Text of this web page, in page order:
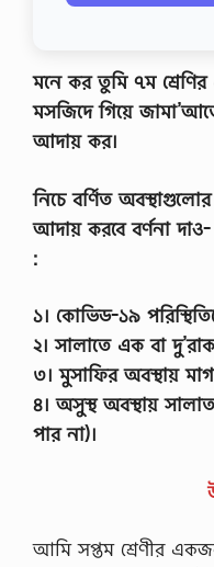
মনে কর তুমি ৭ম
মসজিদে গিয়ে
আদায় কর।
নিচে বর্ণিত
আদায় করবে বর্ণনা দাও-
:
১। কোভিড-১৯
২। সালাতে এক বা
৩। মুসাফির অবস্থায়
৪। অসুস্থ অবস্থায়
পার না)।
আমি সপ্তম শ্রেণীর